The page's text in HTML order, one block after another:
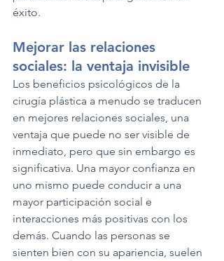
éxito.
Mejorar las relaciones
sociales: la ventaja invisible
Los beneficios psicológicos de la
cirugía plástica a menudo se traducen
en mejores relaciones sociales, una
ventaja que puede no ser visible de
inmediato, pero que sin embargo es
significativa. Una mayor confianza en
uno mismo puede conducir a una
mayor participación social e
interacciones más positivas con los
demás. Cuando las personas se
sienten bien con su apariencia, suelen